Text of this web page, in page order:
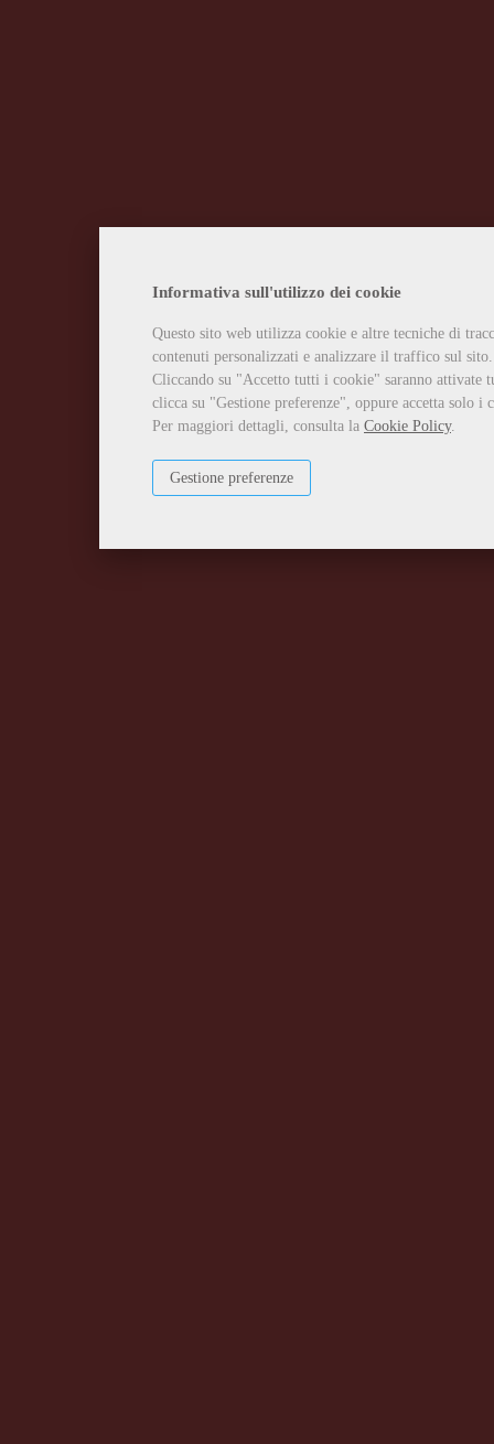
Informativa sull'utilizzo dei cookie
Questo sito web utilizza cookie e altre tecniche di
contenuti personalizzati e analizzare il traffico sul sito.
Cliccando su "Accetto tutti i cookie" saranno attivate
clicca su "Gestione preferenze", oppure accetta solo
Per maggiori dettagli, consulta la Cookie Policy.
Gestione preferenze